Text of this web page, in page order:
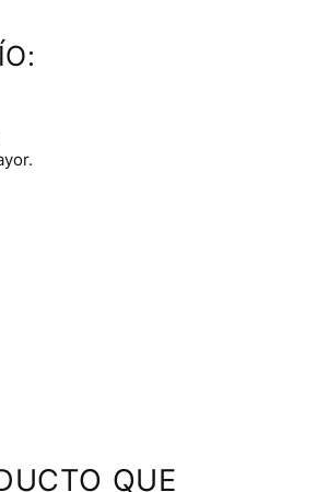
QUE